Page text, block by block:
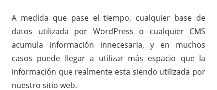
A medida que pase el tiempo, cualquier base de
datos utilizada por WordPress o cualquier CMS
acumula información innecesaria, y en muchos
casos puede llegar a utilizar más espacio que la
información que realmente esta siendo utilizada por
nuestro sitio web.